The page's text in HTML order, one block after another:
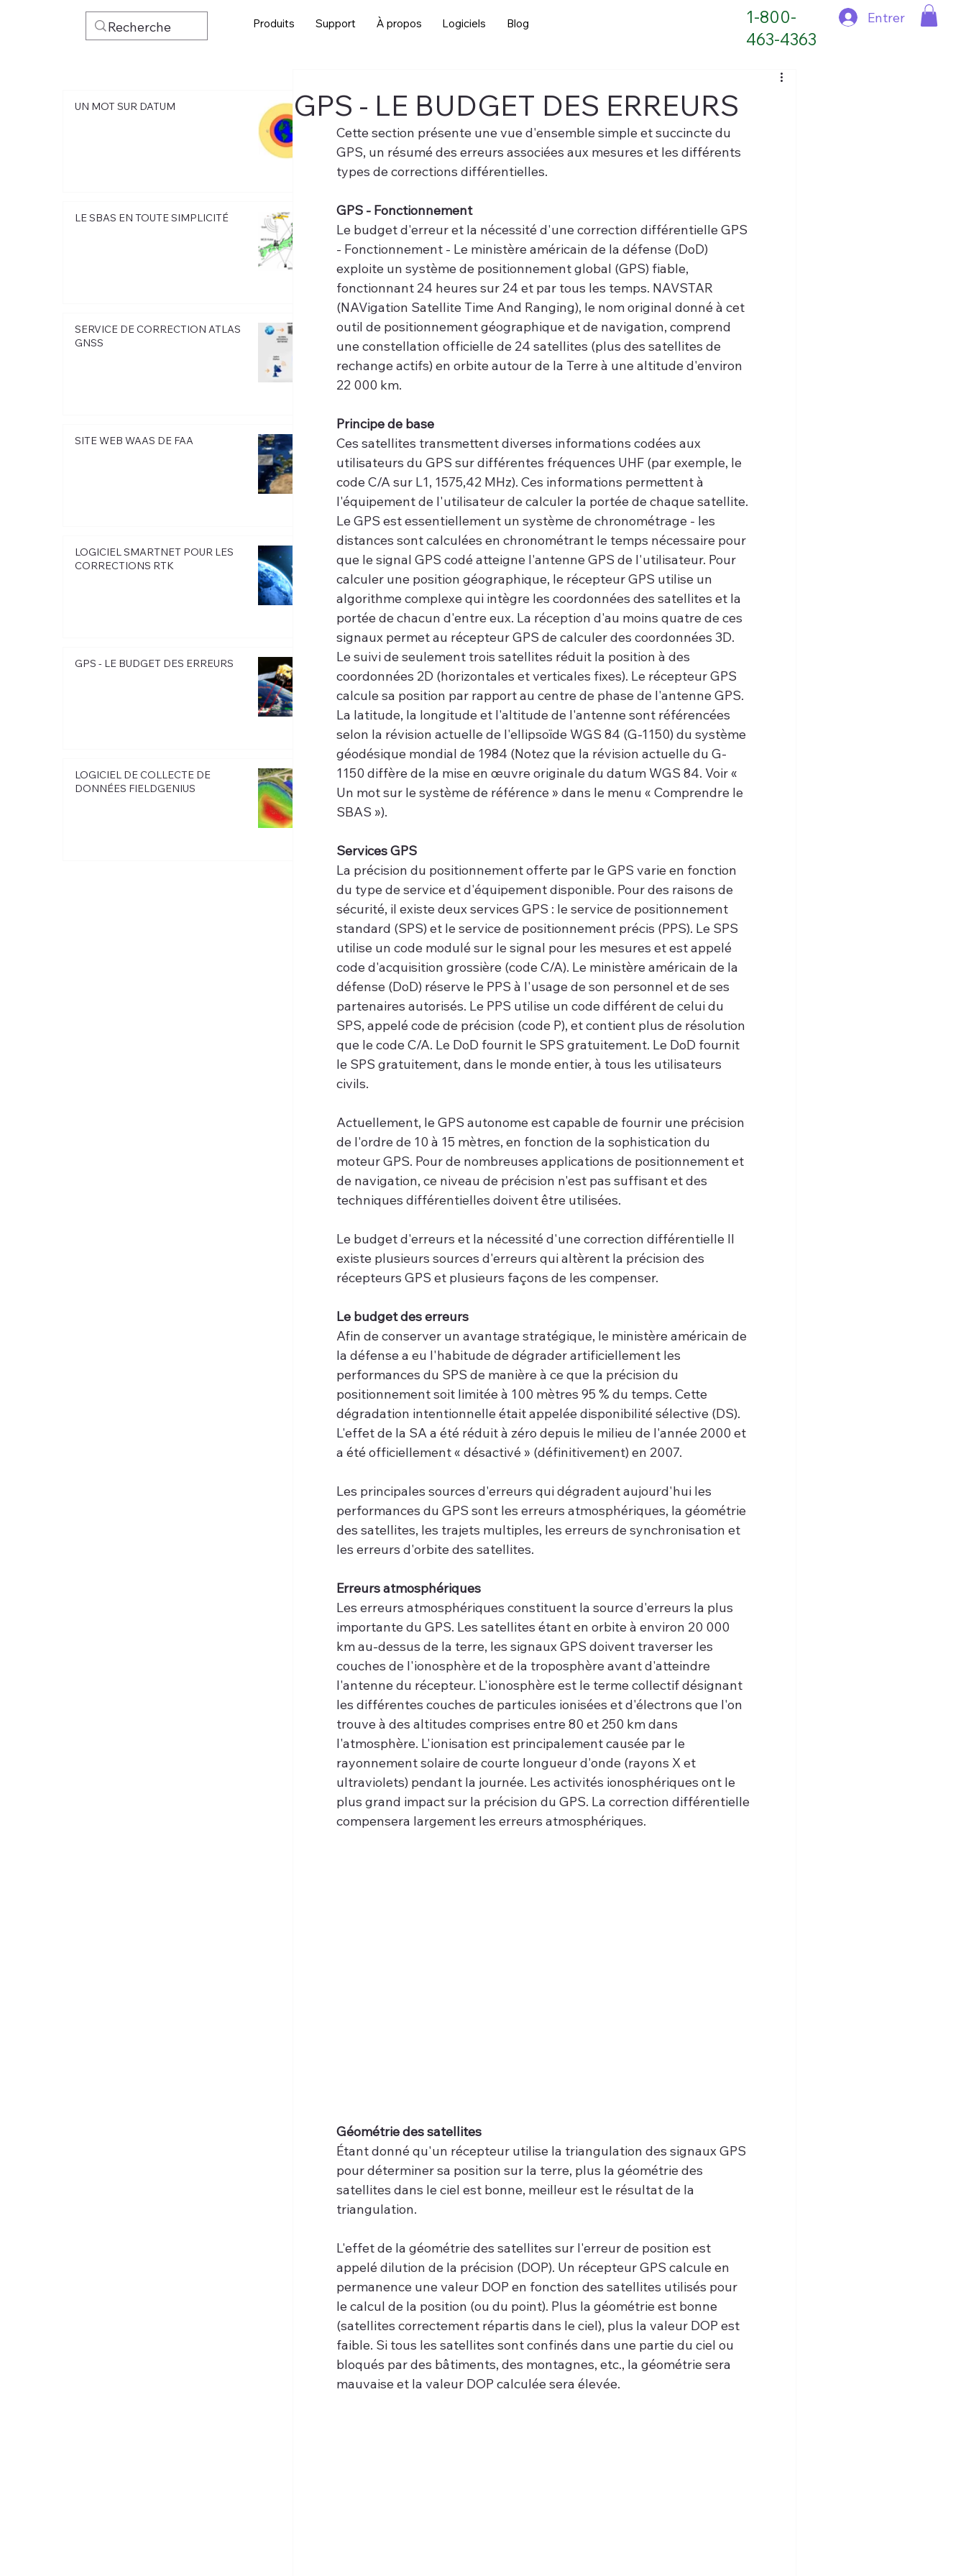
1-800-
463-4363
Entrer
Produits Support À propos Logiciels Blog
UN MOT SUR DATUM
LE SBAS EN TOUTE SIMPLICITÉ
SERVICE DE CORRECTION ATLAS
GNSS
SITE WEB WAAS DE FAA
LOGICIEL SMARTNET POUR LES
CORRECTIONS RTK
GPS - LE BUDGET DES ERREURS
LOGICIEL DE COLLECTE DE
DONNÉES FIELDGENIUS
GPS - LE BUDGET DES ERREURS
Cette section présente une vue d'ensemble simple et succincte du
GPS, un résumé des erreurs associées aux mesures et les différents
types de corrections différentielles.
GPS - Fonctionnement
Le budget d'erreur et la nécessité d'une correction différentielle GPS
- Fonctionnement - Le ministère américain de la défense (DoD)
exploite un système de positionnement global (GPS) fiable,
fonctionnant 24 heures sur 24 et par tous les temps. NAVSTAR
(NAVigation Satellite Time And Ranging), le nom original donné à cet
outil de positionnement géographique et de navigation, comprend
une constellation officielle de 24 satellites (plus des satellites de
rechange actifs) en orbite autour de la Terre à une altitude d'environ
22 000 km.
Principe de base
Ces satellites transmettent diverses informations codées aux
utilisateurs du GPS sur différentes fréquences UHF (par exemple, le
code C/A sur L1, 1575,42 MHz). Ces informations permettent à
l'équipement de l'utilisateur de calculer la portée de chaque satellite.
Le GPS est essentiellement un système de chronométrage - les
distances sont calculées en chronométrant le temps nécessaire pour
que le signal GPS codé atteigne l'antenne GPS de l'utilisateur. Pour
calculer une position géographique, le récepteur GPS utilise un
algorithme complexe qui intègre les coordonnées des satellites et la
portée de chacun d'entre eux. La réception d'au moins quatre de ces
signaux permet au récepteur GPS de calculer des coordonnées 3D.
Le suivi de seulement trois satellites réduit la position à des
coordonnées 2D (horizontales et verticales fixes). Le récepteur GPS
calcule sa position par rapport au centre de phase de l'antenne GPS.
La latitude, la longitude et l'altitude de l'antenne sont référencées
selon la révision actuelle de l'ellipsoïde WGS 84 (G-1150) du système
géodésique mondial de 1984 (Notez que la révision actuelle du G-
1150 diffère de la mise en œuvre originale du datum WGS 84. Voir «
Un mot sur le système de référence » dans le menu « Comprendre le
SBAS »).
Services GPS
La précision du positionnement offerte par le GPS varie en fonction
du type de service et d'équipement disponible. Pour des raisons de
sécurité, il existe deux services GPS : le service de positionnement
standard (SPS) et le service de positionnement précis (PPS). Le SPS
utilise un code modulé sur le signal pour les mesures et est appelé
code d'acquisition grossière (code C/A). Le ministère américain de la
défense (DoD) réserve le PPS à l'usage de son personnel et de ses
partenaires autorisés. Le PPS utilise un code différent de celui du
SPS, appelé code de précision (code P), et contient plus de résolution
que le code C/A. Le DoD fournit le SPS gratuitement. Le DoD fournit
le SPS gratuitement, dans le monde entier, à tous les utilisateurs
civils.
Actuellement, le GPS autonome est capable de fournir une précision
de l'ordre de 10 à 15 mètres, en fonction de la sophistication du
moteur GPS. Pour de nombreuses applications de positionnement et
de navigation, ce niveau de précision n'est pas suffisant et des
techniques différentielles doivent être utilisées.
Le budget d'erreurs et la nécessité d'une correction différentielle Il
existe plusieurs sources d'erreurs qui altèrent la précision des
récepteurs GPS et plusieurs façons de les compenser.
Le budget des erreurs
Afin de conserver un avantage stratégique, le ministère américain de
la défense a eu l'habitude de dégrader artificiellement les
performances du SPS de manière à ce que la précision du
positionnement soit limitée à 100 mètres 95 % du temps. Cette
dégradation intentionnelle était appelée disponibilité sélective (DS).
L'effet de la SA a été réduit à zéro depuis le milieu de l'année 2000 et
a été officiellement « désactivé » (définitivement) en 2007.
Les principales sources d'erreurs qui dégradent aujourd'hui les
performances du GPS sont les erreurs atmosphériques, la géométrie
des satellites, les trajets multiples, les erreurs de synchronisation et
les erreurs d'orbite des satellites.
Erreurs atmosphériques
Les erreurs atmosphériques constituent la source d'erreurs la plus
importante du GPS. Les satellites étant en orbite à environ 20 000
km au-dessus de la terre, les signaux GPS doivent traverser les
couches de l'ionosphère et de la troposphère avant d'atteindre
l'antenne du récepteur. L'ionosphère est le terme collectif désignant
les différentes couches de particules ionisées et d'électrons que l'on
trouve à des altitudes comprises entre 80 et 250 km dans
l'atmosphère. L'ionisation est principalement causée par le
rayonnement solaire de courte longueur d'onde (rayons X et
ultraviolets) pendant la journée. Les activités ionosphériques ont le
plus grand impact sur la précision du GPS. La correction différentielle
compensera largement les erreurs atmosphériques.
Géométrie des satellites
Étant donné qu'un récepteur utilise la triangulation des signaux GPS
pour déterminer sa position sur la terre, plus la géométrie des
satellites dans le ciel est bonne, meilleur est le résultat de la
triangulation.
L'effet de la géométrie des satellites sur l'erreur de position est
appelé dilution de la précision (DOP). Un récepteur GPS calcule en
permanence une valeur DOP en fonction des satellites utilisés pour
le calcul de la position (ou du point). Plus la géométrie est bonne
(satellites correctement répartis dans le ciel), plus la valeur DOP est
faible. Si tous les satellites sont confinés dans une partie du ciel ou
bloqués par des bâtiments, des montagnes, etc., la géométrie sera
mauvaise et la valeur DOP calculée sera élevée.